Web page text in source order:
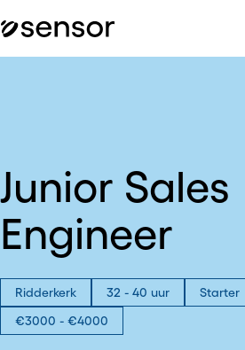
Junior Sales
Engineer
Ridderkerk 32 - 40 uur
Starter
€3000 - €4000